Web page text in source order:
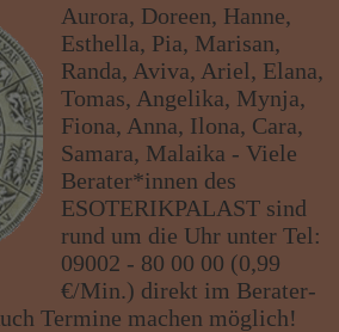
von A bis Z
kostenlos, Jobs,
- Z
Aurora, Doreen, Hanne,
Esthella, Pia, Marisan,
Randa, Aviva, Ariel, Elana,
Tomas, Angelika, Mynja,
Fiona, Anna, Ilona, Cara,
Samara, Malaika - Viele
Berater*innen des
ESOTERIKPALAST sind
rund um die Uhr unter Tel:
09002 - 80 00 00 (0,99
€/Min.) direkt im Berater-
Termine machen möglich!